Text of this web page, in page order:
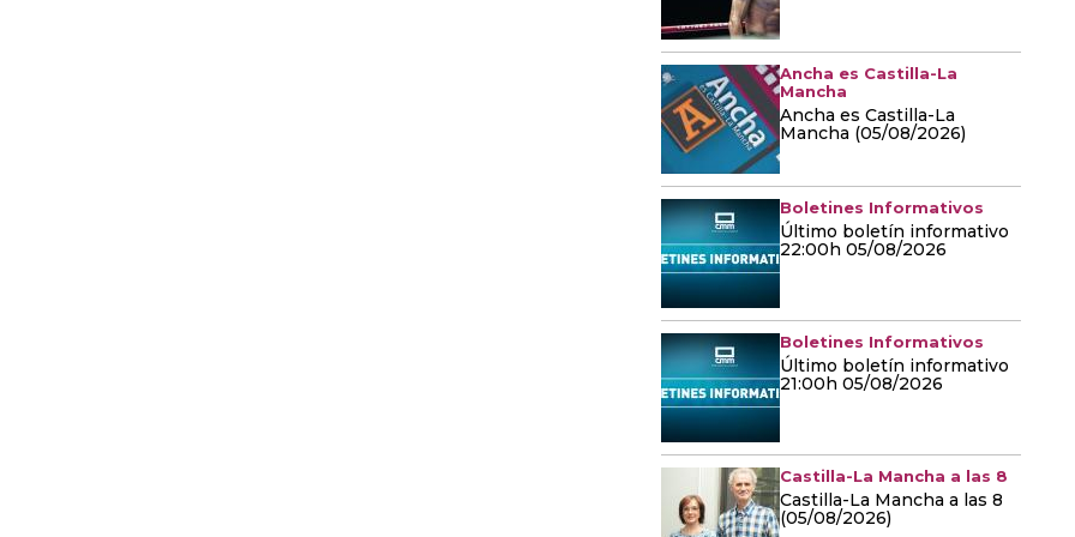
Ancha es Castilla-La
Mancha
Ancha es Castilla-La
Mancha (05/08/2026)
Boletines Informativos
Último boletín informativo
22:00h 05/08/2026
Boletines Informativos
Último boletín informativo
21:00h 05/08/2026
Castilla-La Mancha a las 8
Castilla-La Mancha a las 8
(05/08/2026)